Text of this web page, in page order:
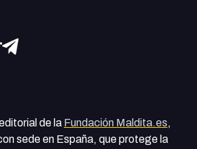
de la Fundación Maldita.es,
sede en España, que protege la